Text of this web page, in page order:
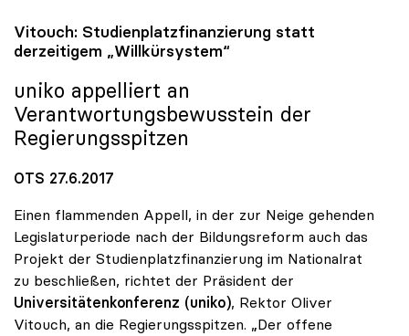
Vitouch: Studienplatzfinanzierung statt
derzeitigem „Willkürsystem“
uniko appelliert an
Verantwortungsbewusstein der
Regierungsspitzen
OTS 27.6.2017
Einen flammenden Appell, in der zur Neige gehenden
Legislaturperiode nach der Bildungsreform auch das
Projekt der Studienplatzfinanzierung im Nationalrat
zu beschließen, richtet der Präsident der
Universitätenkonferenz (uniko), Rektor Oliver
Vitouch, an die Regierungsspitzen. „Der offene